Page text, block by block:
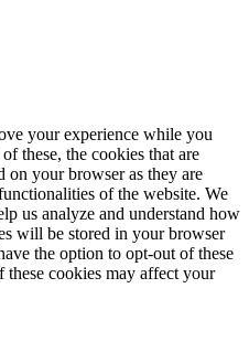
your experience while you
these, the cookies that are
on your browser as they are
of the website. We
us analyze and understand how
will be stored in your browser
the option to opt-out of these
cookies may affect your